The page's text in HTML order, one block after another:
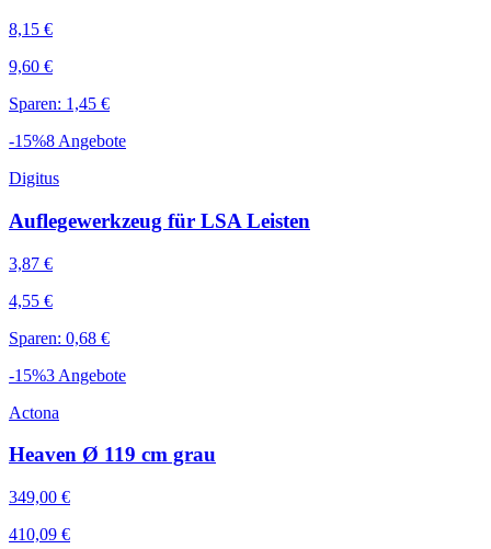
8,15 €
9,60 €
Sparen: 1,45 €
-15%8 Angebote
Digitus
Auflegewerkzeug für LSA Leisten
3,87 €
4,55 €
Sparen: 0,68 €
-15%3 Angebote
Actona
Heaven Ø 119 cm grau
349,00 €
410,09 €